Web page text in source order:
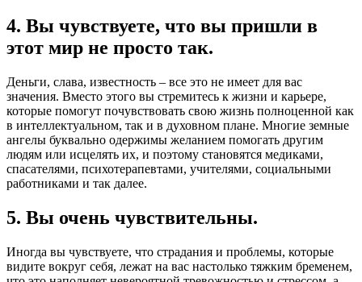
4. Вы чувствуете, что вы пришли в
этот мир не просто так.
Деньги, слава, известность – все это не имеет для вас
значения. Вместо этого вы стремитесь к жизни и карьере,
которые помогут почувствовать свою жизнь полноценной как
в интеллектуальном, так и в духовном плане. Многие земные
ангелы буквально одержимы желанием помогать другим
людям или исцелять их, и поэтому становятся медиками,
спасателями, психотерапевтами, учителями, социальными
работниками и так далее.
5. Вы очень чувствительны.
Иногда вы чувствуете, что страдания и проблемы, которые
видите вокруг себя, лежат на вас настолько тяжким бременем,